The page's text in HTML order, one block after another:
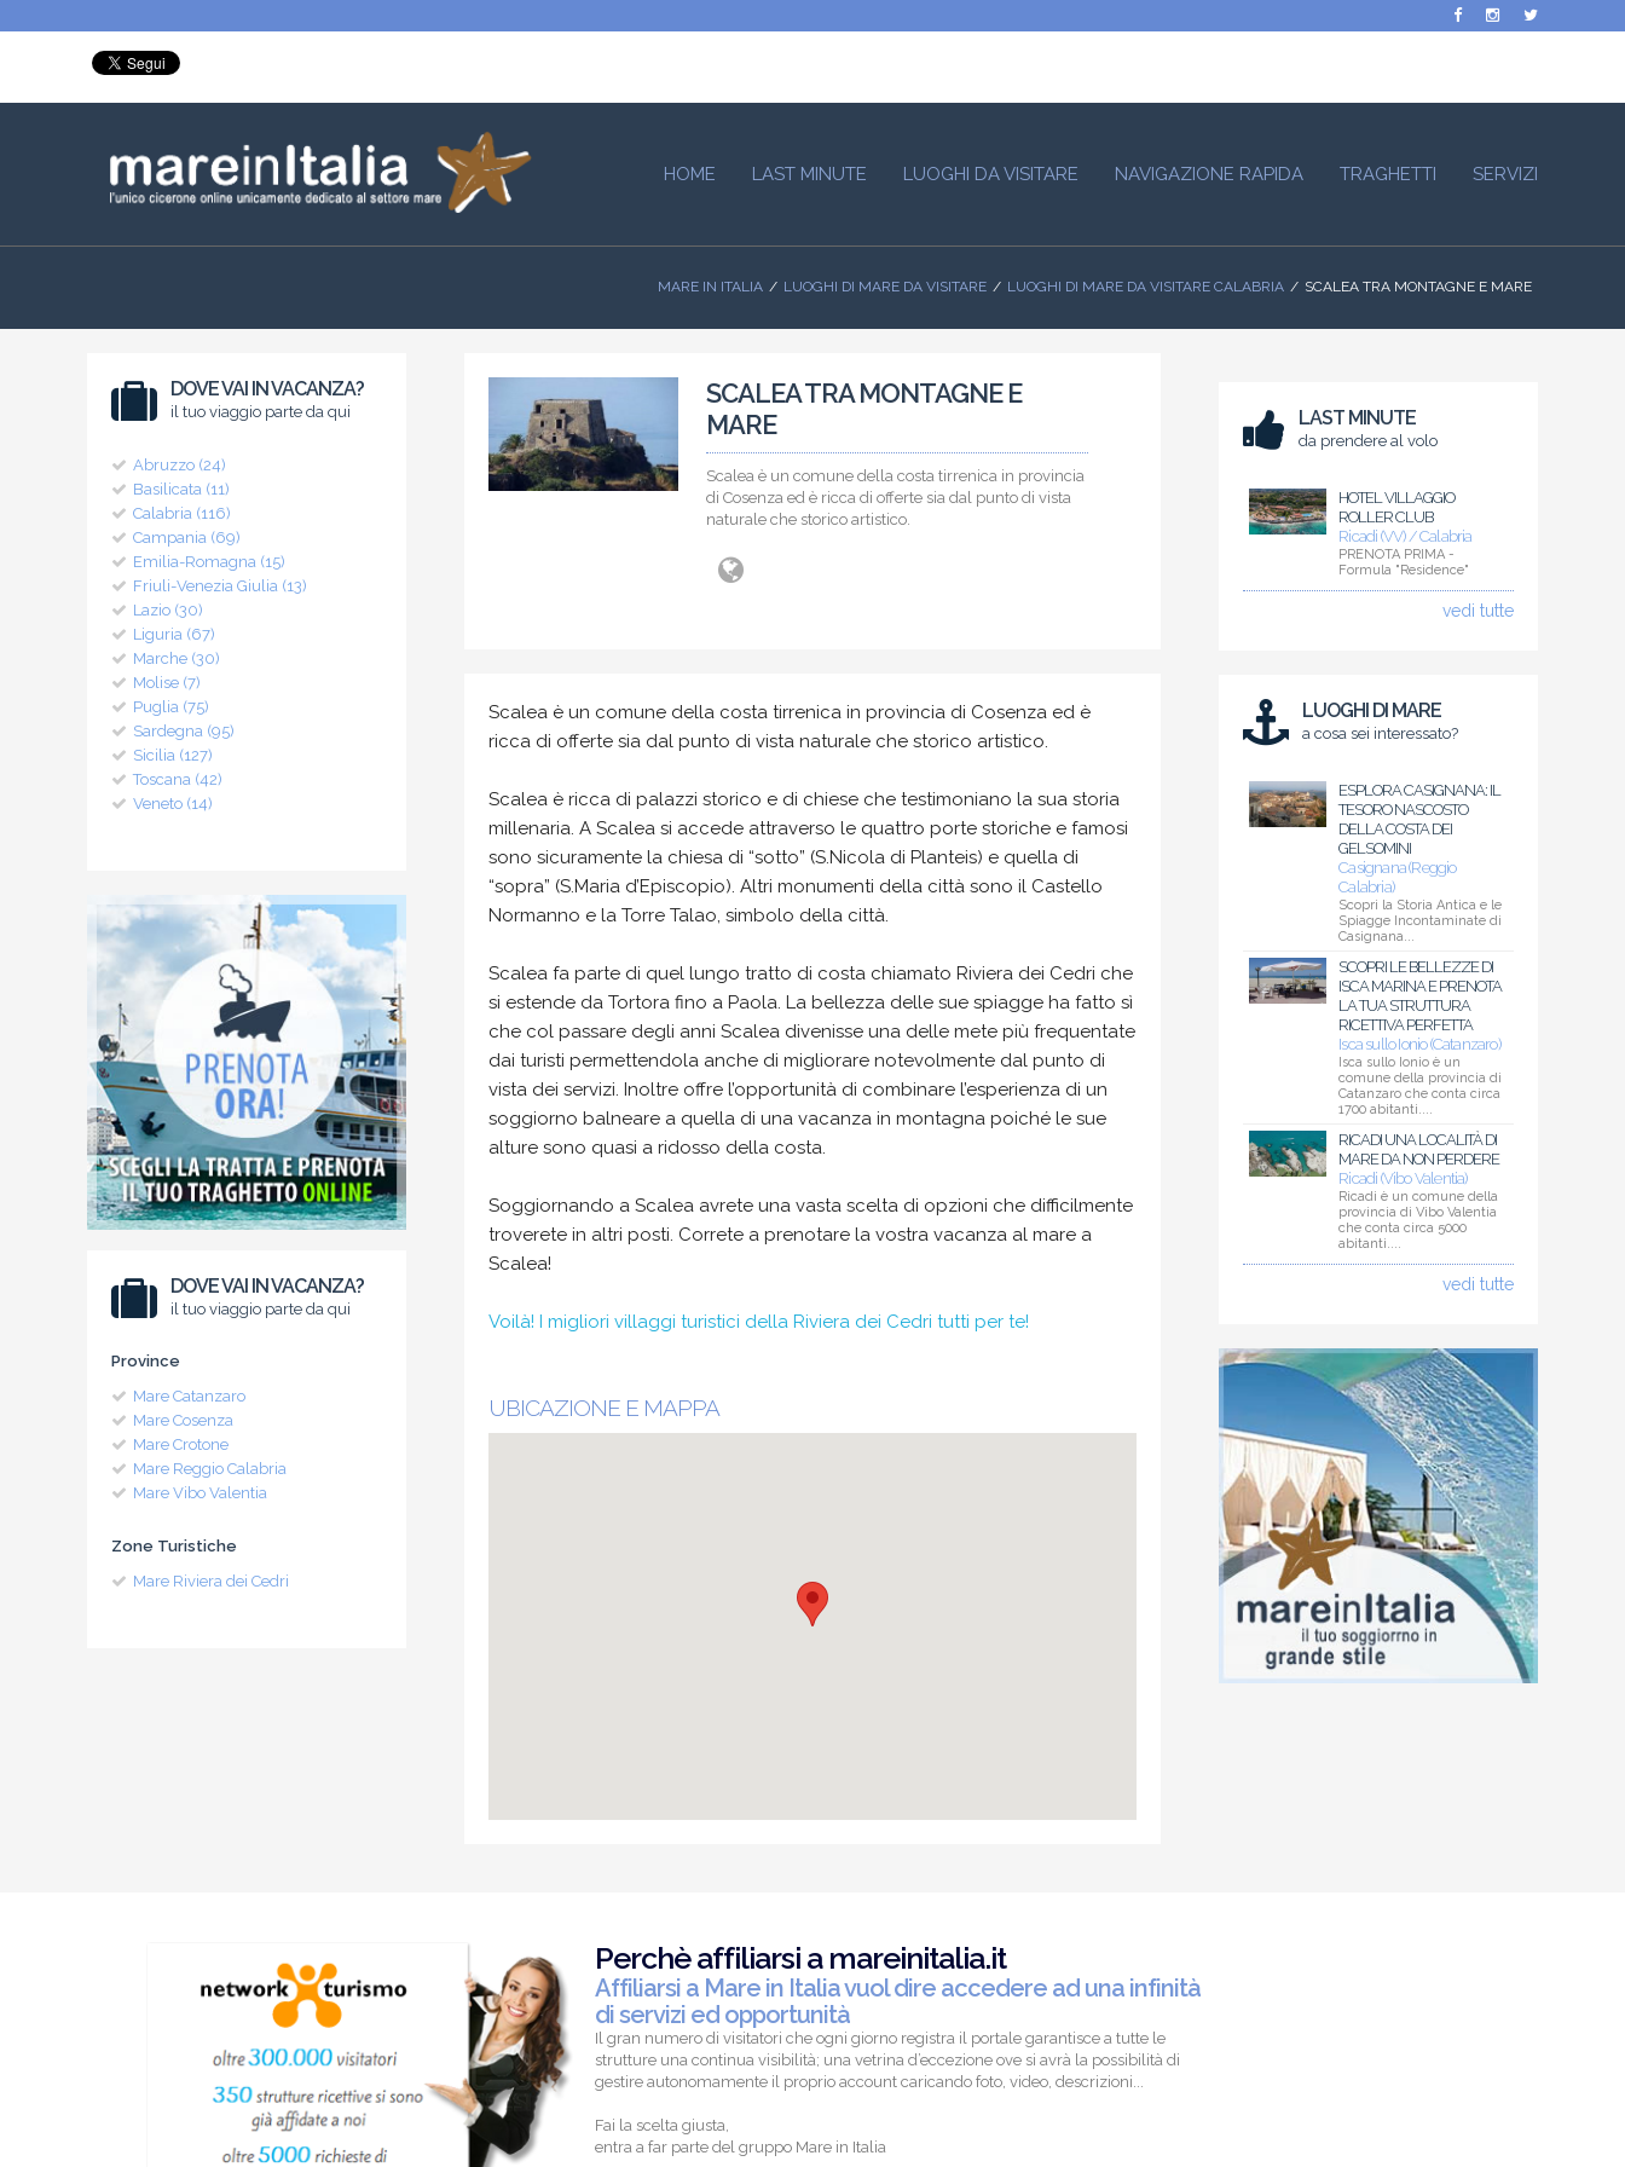
HOME LAST MINUTE LUOGHI DA VISITARE NAVIGAZIONE RAPIDA TRAGHETTI SERVIZI
MARE IN ITALIA LUOGHI DI MARE DA VISITARE LUOGHI DI MARE DA VISITARE CALABRIA SCALEA TRA MONTAGNE E MARE
DOVE VAI IN VACANZA?
il tuo viaggio parte da qui
Abruzzo (24)
Basilicata (11)
Calabria (116)
Campania (69)
Emilia-Romagna (15)
Friuli-Venezia Giulia (13)
Lazio (30)
Liguria (67)
Marche (30)
Molise (7)
Puglia (75)
Sardegna (95)
Sicilia (127)
Toscana (42)
Veneto (14)
DOVE VAI IN VACANZA?
il tuo viaggio parte da qui
Province
Mare Catanzaro
Mare Cosenza
Mare Crotone
Mare Reggio Calabria
Mare Vibo Valentia
Zone Turistiche
Mare Riviera dei Cedri
SCALEA TRA MONTAGNE E
MARE
Scalea è un comune della costa tirrenica in provincia
di Cosenza ed è ricca di offerte sia dal punto di vista
naturale che storico artistico.
Scalea è un comune della costa tirrenica in provincia di Cosenza ed è
ricca di offerte sia dal punto di vista naturale che storico artistico.
Scalea è ricca di palazzi storico e di chiese che testimoniano la sua storia
millenaria. A Scalea si accede attraverso le quattro porte storiche e famosi
sono sicuramente la chiesa di “sotto” (S.Nicola di Planteis) e quella di
“sopra” (S.Maria d’Episcopio). Altri monumenti della città sono il Castello
Normanno e la Torre Talao, simbolo della città.
Scalea fa parte di quel lungo tratto di costa chiamato Riviera dei Cedri che
si estende da Tortora fino a Paola. La bellezza delle sue spiagge ha fatto sì
che col passare degli anni Scalea divenisse una delle mete più frequentate
dai turisti permettendola anche di migliorare notevolmente dal punto di
vista dei servizi. Inoltre offre l’opportunità di combinare l’esperienza di un
soggiorno balneare a quella di una vacanza in montagna poiché le sue
alture sono quasi a ridosso della costa.
Soggiornando a Scalea avrete una vasta scelta di opzioni che difficilmente
troverete in altri posti. Correte a prenotare la vostra vacanza al mare a
Scalea!
Voilà! I migliori villaggi turistici della Riviera dei Cedri tutti per te!
UBICAZIONE E MAPPA
LAST MINUTE
da prendere al volo
HOTEL VILLAGGIO
ROLLER CLUB
Ricadi (VV) / Calabria
PRENOTA PRIMA -
Formula "Residence"
vedi tutte
LUOGHI DI MARE
a cosa sei interessato?
ESPLORA CASIGNANA: IL
TESORO NASCOSTO
DELLA COSTA DEI
GELSOMINI
Casignana (Reggio
Calabria)
Scopri la Storia Antica e le
Spiagge Incontaminate di
Casignana...
SCOPRI LE BELLEZZE DI
ISCA MARINA E PRENOTA
LA TUA STRUTTURA
RICETTIVA PERFETTA
Isca sullo Ionio (Catanzaro)
Isca sullo Ionio è un
comune della provincia di
Catanzaro che conta circa
1700 abitanti....
RICADI UNA LOCALITÀ DI
MARE DA NON PERDERE
Ricadi (Vibo Valentia)
Ricadi è un comune della
provincia di Vibo Valentia
che conta circa 5000
abitanti....
vedi tutte
Perchè affiliarsi a mareinitalia.it
Affiliarsi a Mare in Italia vuol dire accedere ad una infinità
di servizi ed opportunità
Il gran numero di visitatori che ogni giorno registra il portale garantisce a tutte le
strutture una continua visibilità; una vetrina d’eccezione ove si avrà la possibilità di
gestire autonomamente il proprio account caricando foto, video, descrizioni...
Fai la scelta giusta,
entra a far parte del gruppo Mare in Italia